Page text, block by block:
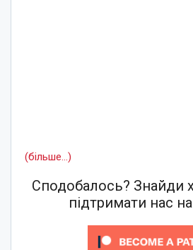
(більше…)
Сподобалось? Знайди
підтримати нас